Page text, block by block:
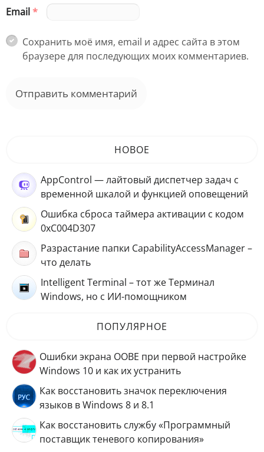
Email*
Сохранить моё имя, email и адрес сайта в этом
браузере для последующих моих комментариев.
НОВОЕ
AppControl — лайтовый диспетчер задач с
временной шкалой и функцией оповещений
Ошибка сброса таймера активации с кодом
0xC004D307
Разрастание папки CapabilityAccessManager –
что делать
Intelligent Terminal – тот же Терминал
Windows, но с ИИ-помощником
ПОПУЛЯРНОЕ
Ошибки экрана OOBE при первой настройке
Windows 10 и как их устранить
Как восстановить значок переключения
языков в Windows 8 и 8.1
Как восстановить службу «Программный
поставщик теневого копирования»